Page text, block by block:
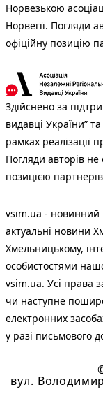
Норвезькою
Норвегії. Погляди
офіційну позицію
Здійснено за
видавці України”
рамках реалізації
Погляди авторів не
позицією партнерів
vsim.ua - новинний
актуальні новини
Хмельницькому,
особистостями
vsim.ua. Усі права
чи наступне
електронних
у разі письмового
вул.